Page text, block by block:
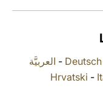
العربيَّة - Deutsch
Hrvatski -